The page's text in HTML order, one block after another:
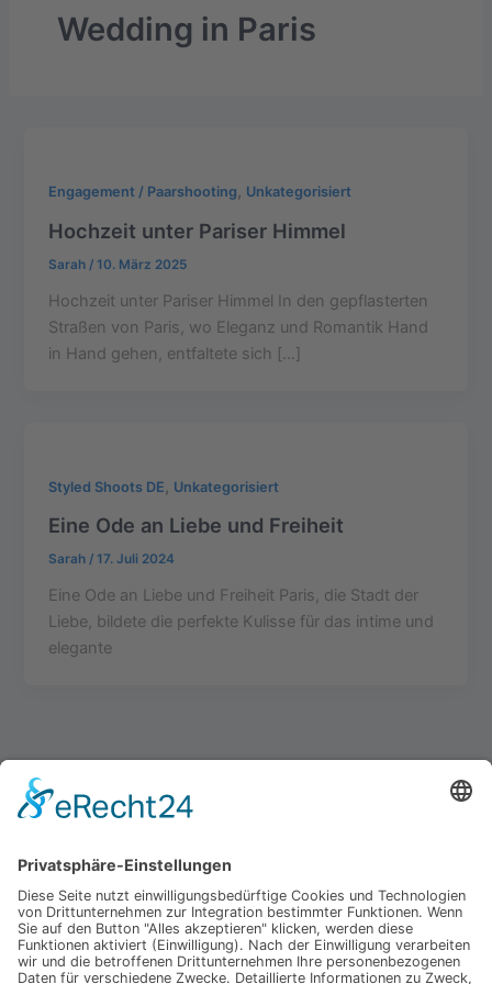
Wedding in Paris
Engagement / Paarshooting , Unkategorisiert
Hochzeit unter Pariser Himmel
Sarah/10. März 2025
Hochzeit unter Pariser Himmel In den gepflasterten
Straßen von Paris, wo Eleganz und Romantik Hand
in Hand gehen, entfaltete sich […]
Styled Shoots DE Unkategorisiert
Eine Ode an Liebe und Freiheit
Sarah/17. Juli 2024
Eine Ode an Liebe und Freiheit Paris, die Stadt der
Liebe, bildete die perfekte Kulisse für das intime und
elegante
Impressum
Werbung
Einsendung
AGB
Datenschutzerklärung
Impressum